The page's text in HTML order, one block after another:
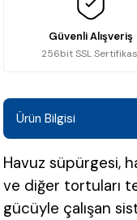
Güvenli Alışveriş
256bit SSL
Ürün Bilgisi
Havuz süpürgesi,
ve diğer tortuları
gücüyle çalışan